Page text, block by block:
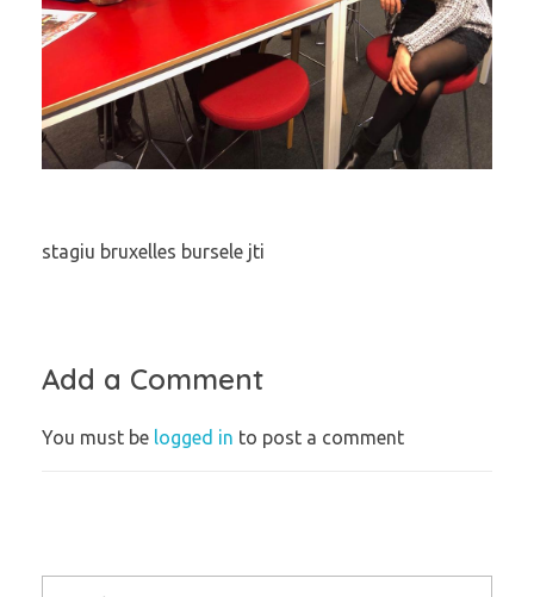
stagiu bruxelles bursele jti
Add a Comment
You must be logged in to post a comment